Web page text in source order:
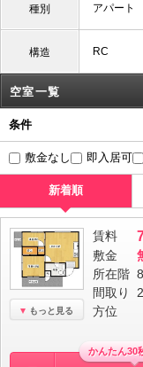
種別 アパート
構造 RC
空室一覧
条件
敷金なし 即入居可
新着順
もっと見る
賃料
敷金
所在階
間取り
方位
かんたん30